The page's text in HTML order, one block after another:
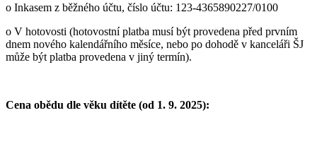
o Inkasem z běžného účtu, číslo účtu: 123-4365890227/0100
o V hotovosti (hotovostní platba musí být provedena před prvním
dnem nového kalendářního měsíce, nebo po dohodě v kanceláři ŠJ
může být platba provedena v jiný termín).
Cena obědu dle věku dítěte (od 1. 9. 2025):